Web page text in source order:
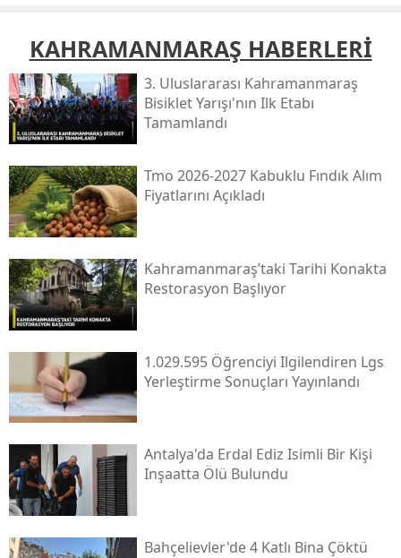
KAHRAMANMARAŞ HABERLERİ
3. Uluslararası Kahramanmaraş
Bisiklet Yarışı'nın Ilk Etabı
Tamamlandı
Tmo 2026-2027 Kabuklu Fındık Alım
Fiyatlarını Açıkladı
Kahramanmaraş’taki Tarihi Konakta
Restorasyon Başlıyor
1.029.595 Öğrenciyi Ilgilendiren Lgs
Yerleştirme Sonuçları Yayınlandı
Antalya'da Erdal Ediz Isimli Bir Kişi
Inşaatta Ölü Bulundu
Bahçelievler'de 4 Katlı Bina Çöktü